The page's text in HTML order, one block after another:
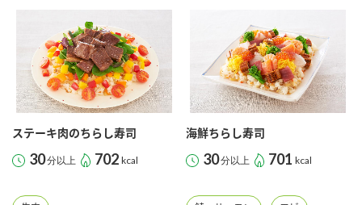
ステーキ肉のちらし寿司
30分以上 702 kcal
海鮮ちらし寿司
30分以上 701 kcal